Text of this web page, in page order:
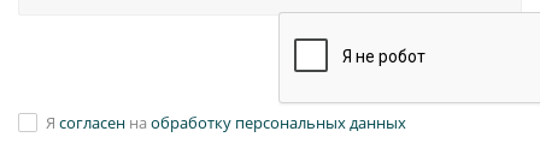
Я согласен на обработку персональных данных